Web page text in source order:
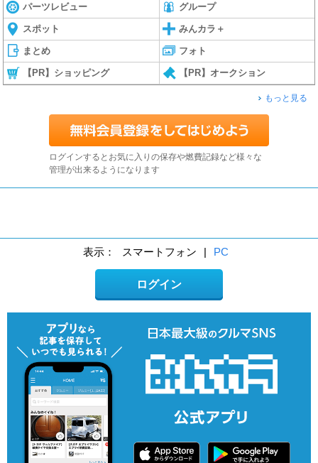
パーツレビュー グループ
スポット みんカラ＋
まとめ フォト
【PR】ショッピング 【PR】オークション
もっと見る
ログインするとお気に入りの保存や燃費記録など様々な
管理が出来るようになります
表示： スマートフォン | PC
ログイン